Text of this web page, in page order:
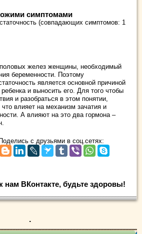
симптомами
(совпадающих симптомов: 1
половых желез женщины, необходимый
беременности. Поэтому
является основной причиной
и выносить его. Для того чтобы
и разобраться в этом понятии,
влияет на механизм зачатия и
А влияют на это два гормона –
с друзьями в соц.сетях:
нам ВКонтакте, будьте здоровы!
.